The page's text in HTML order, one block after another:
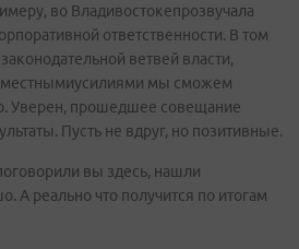
во Владивостокепрозвучала
ответственности. В том
ветвей власти,
мы сможем
Уверен, прошедшее совещание
Пусть не вдруг, но позитивные.
вы здесь, нашли
А реально что получится по итогам